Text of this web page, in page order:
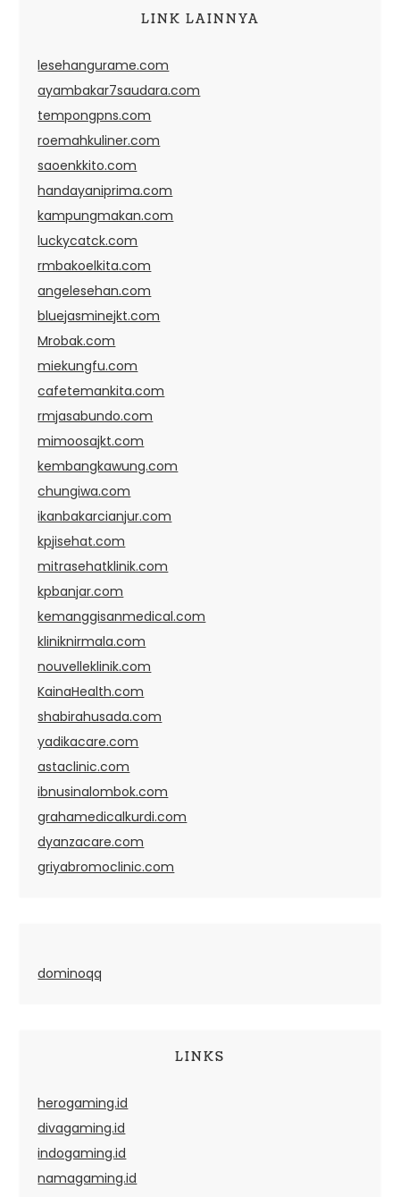
LINK LAINNYA
lesehangurame.com
ayambakar7saudara.com
tempongpns.com
roemahkuliner.com
saoenkkito.com
handayaniprima.com
kampungmakan.com
luckycatck.com
rmbakoelkita.com
angelesehan.com
bluejasminejkt.com
Mrobak.com
miekungfu.com
cafetemankita.com
rmjasabundo.com
mimoosajkt.com
kembangkawung.com
chungiwa.com
ikanbakarcianjur.com
kpjisehat.com
mitrasehatklinik.com
kpbanjar.com
kemanggisanmedical.com
kliniknirmala.com
nouvelleklinik.com
KainaHealth.com
shabirahusada.com
yadikacare.com
astaclinic.com
ibnusinalombok.com
grahamedicalkurdi.com
dyanzacare.com
griyabromoclinic.com
dominoqq
LINKS
herogaming.id
divagaming.id
indogaming.id
namagaming.id